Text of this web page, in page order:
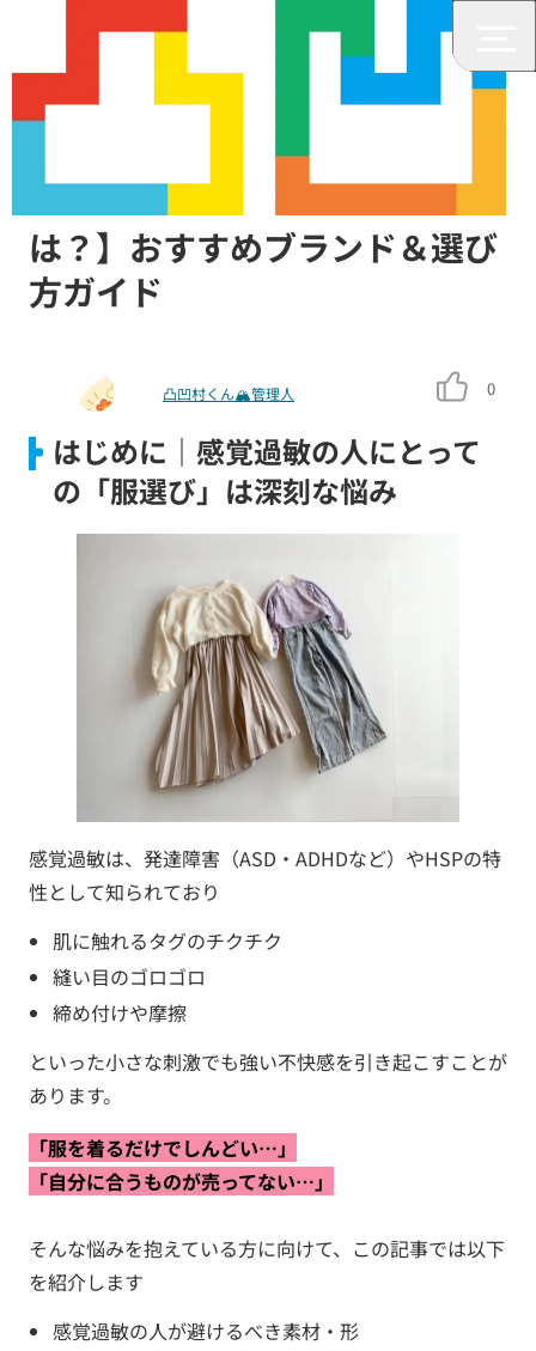
【感覚過敏の人にやさしい服と
は？】おすすめブランド＆選び
方ガイド
凸凹村くん🏔管理人 0
はじめに｜感覚過敏の人にとって
の「服選び」は深刻な悩み
感覚過敏は、発達障害（ASD・ADHDなど）やHSPの特
性として知られており
肌に触れるタグのチクチク
縫い目のゴロゴロ
締め付けや摩擦
といった小さな刺激でも強い不快感を引き起こすことが
あります。
「服を着るだけでしんどい…」
「自分に合うものが売ってない…」
そんな悩みを抱えている方に向けて、この記事では以下
を紹介します
感覚過敏の人が避けるべき素材・形